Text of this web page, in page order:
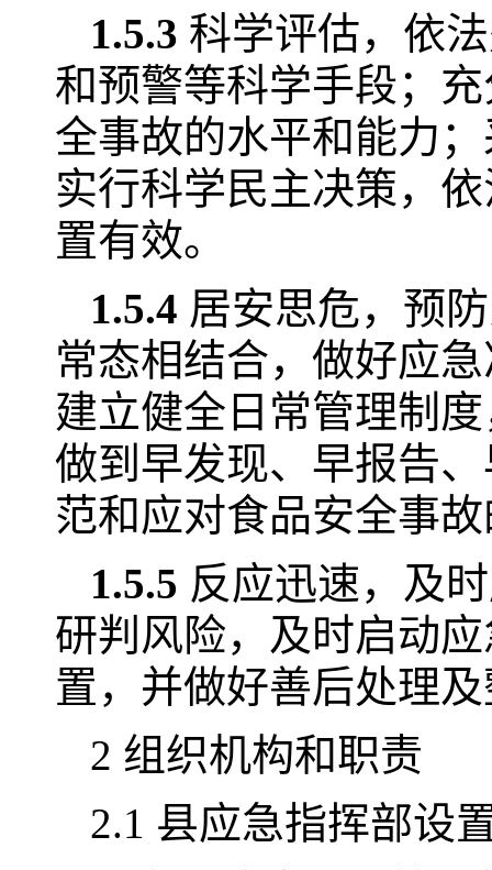
1.5.3 科学评估，依
和预警等科学手段；
全事故的水平和能力
实行科学民主决策，
置有效。
1.5.4 居安思危，预
常态相结合，做好应
建立健全日常管理制
做到早发现、早报告
范和应对食品安全事
1.5.5 反应迅速，及
研判风险，及时启动
置，并做好善后处理
2 组织机构和职责
2.1 县应急指挥部设